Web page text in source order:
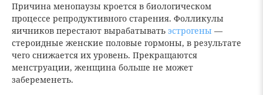
Причина менопаузы кроется в биологическом
процессе репродуктивного старения. Фолликулы
яичников перестают вырабатывать эстрогены —
стероидные женские половые гормоны, в результате
чего снижается их уровень. Прекращаются
менструации, женщина больше не может
забеременеть.